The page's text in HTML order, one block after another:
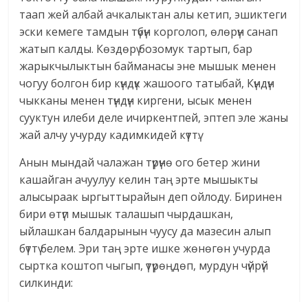
таап жей албай ачкалыктан алы кетип, эшиктеги
эски кемеге тамдын түбүн корголоп, өлөрүн санап
жатып калды. Көздөрү бозомук тартып, бар
жарыкчылыктын байманасы эне мышык менен
чогуу болгон бир күндүк жашоого татыбай, Күндүн
чыкканы менен түндүн киргени, ысык менен
сууктун илеби деле ичиркентпей, эптеп эле жаны
жай алчу учурду кадимкидей күттү.
Анын мындай чалажан түрүнө ого бетер жини
кашайган ачуулуу келин таң эрте мышыкты
алысыраак ыргыттырайын деп ойлоду. Биринен
бири өтүп мышык талашып чырдашкан,
ыйлашкан балдарынын чуусу да мазесин алып
бүттү белем. Эри таң эрте ишке жөнөгөн учурда
сыртка коштоп чыгып, үтүрөңдөп, мурдун чүйрүй
силкинди: